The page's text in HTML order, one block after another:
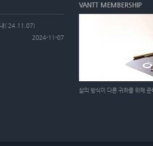
( 24.11.07)
2024-11-07
VANTT MEMBERSHIP
삶의 방식이 다른 귀하를 위해 준